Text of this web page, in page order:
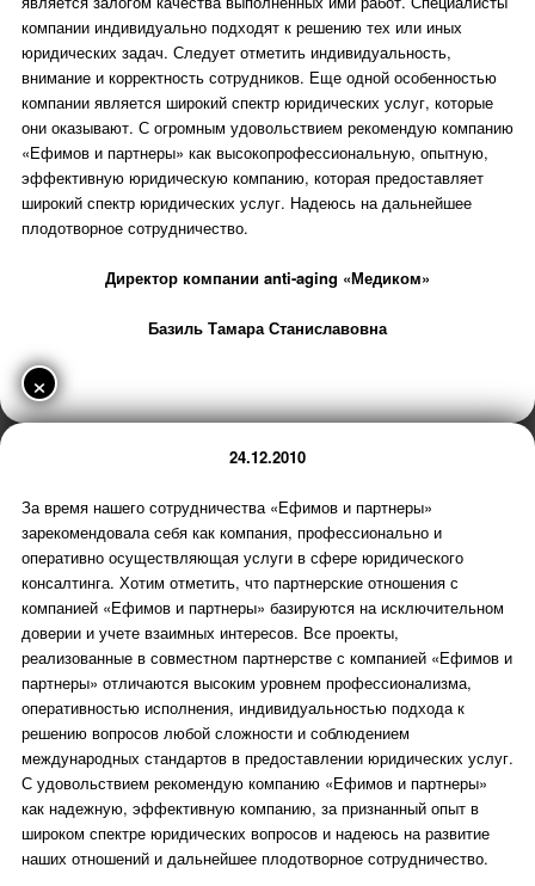
компании индивидуально подходят к решению тех или иных
юридических задач. Следует отметить индивидуальность,
внимание и корректность сотрудников. Еще одной особенностью
компании является широкий спектр юридических услуг, которые
они оказывают. С огромным удовольствием рекомендую компанию
«Ефимов и партнеры» как высокопрофессиональную, опытную,
эффективную юридическую компанию, которая предоставляет
широкий спектр юридических услуг. Надеюсь на дальнейшее
плодотворное сотрудничество.
Директор компании anti-aging «Медиком»
Базиль Тамара Станиславовна
×
24.12.2010
За время нашего сотрудничества «Ефимов и партнеры»
зарекомендовала себя как компания, профессионально и
оперативно осуществляющая услуги в сфере юридического
консалтинга. Хотим отметить, что партнерские отношения с
компанией «Ефимов и партнеры» базируются на исключительном
доверии и учете взаимных интересов. Все проекты,
реализованные в совместном партнерстве с компанией «Ефимов и
партнеры» отличаются высоким уровнем профессионализма,
оперативностью исполнения, индивидуальностью подхода к
решению вопросов любой сложности и соблюдением
международных стандартов в предоставлении юридических услуг.
С удовольствием рекомендую компанию «Ефимов и партнеры»
как надежную, эффективную компанию, за признанный опыт в
широком спектре юридических вопросов и надеюсь на развитие
наших отношений и дальнейшее плодотворное сотрудничество.